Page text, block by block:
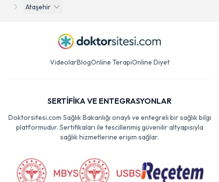
Ataşehir
VideolarBlogOnline TerapiOnline Diyet
SERTİFİKA VE ENTEGRASYONLAR
Doktorsitesi.com Sağlık Bakanlığı onaylı ve entegreli bir sağlık bilgi
platformudur. Sertifikaları ile tescillenmiş güvenilir altyapısıyla
sağlık hizmetlerine erişim sağlar.